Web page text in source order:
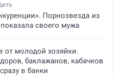
Порнозвезда из
своего мужа
от молодой хозяйки.
баклажанов, кабачков
в банки